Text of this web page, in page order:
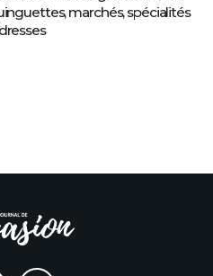
marchés, spécialités